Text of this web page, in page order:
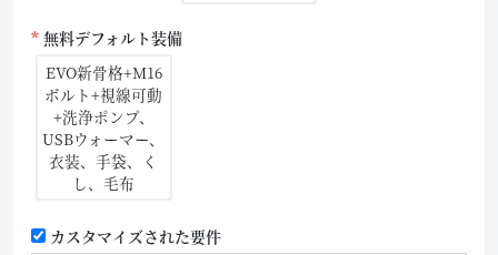
無料デフォルト装備
EVO新骨格+M16
ボルト+視線可動
+洗浄ポンプ、
USBウォーマー、
衣装、手袋、く
し、毛布
カスタマイズされた要件